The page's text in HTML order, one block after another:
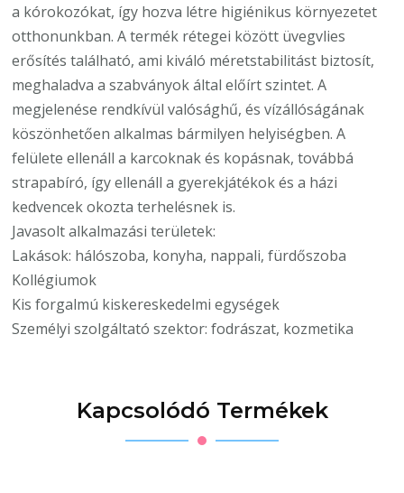
a kórokozókat, így hozva létre higiénikus környezetet
otthonunkban. A termék rétegei között üvegvlies
erősítés található, ami kiváló méretstabilitást biztosít,
meghaladva a szabványok által előírt szintet. A
megjelenése rendkívül valósághű, és vízállóságának
köszönhetően alkalmas bármilyen helyiségben. A
felülete ellenáll a karcoknak és kopásnak, továbbá
strapabíró, így ellenáll a gyerekjátékok és a házi
kedvencek okozta terhelésnek is.
Javasolt alkalmazási területek:
Lakások: hálószoba, konyha, nappali, fürdőszoba
Kollégiumok
Kis forgalmú kiskereskedelmi egységek
Személyi szolgáltató szektor: fodrászat, kozmetika
Kapcsolódó Termékek